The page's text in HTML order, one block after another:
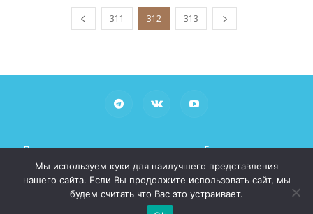
311 312 313
Православная религиозная организация «Екатеринодарская и
Кубанская Епархия Русской Православной Церкви (Московский
Патриархат)»
При использовании материалов просьба указывать рабочие
ссылки на сайт mitropoliakuban.ru
Мы используем куки для наилучшего представления
нашего сайта. Если Вы продолжите использовать сайт, мы
будем считать что Вас это устраивает.